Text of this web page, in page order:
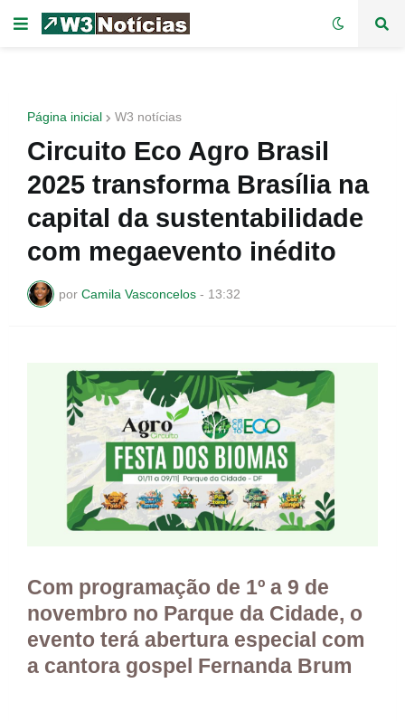
Página inicial W3 notícias
Circuito Eco Agro Brasil
2025 transforma Brasília na
capital da sustentabilidade
com megaevento inédito
por Camila Vasconcelos - 13:32
Com programação de 1º a 9 de
novembro no Parque da Cidade, o
evento terá abertura especial com
a cantora gospel Fernanda Brum